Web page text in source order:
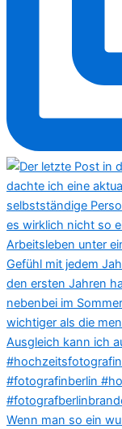
Wenn man so ein